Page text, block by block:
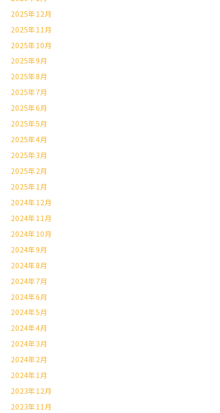
2025年12月
2025年11月
2025年10月
2025年9月
2025年8月
2025年7月
2025年6月
2025年5月
2025年4月
2025年3月
2025年2月
2025年1月
2024年12月
2024年11月
2024年10月
2024年9月
2024年8月
2024年7月
2024年6月
2024年5月
2024年4月
2024年3月
2024年2月
2024年1月
2023年12月
2023年11月